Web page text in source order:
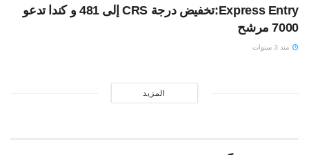
Express Entry:تخفيض درجة CRS إلى 481 و كندا تدعو
7000 مرشح
منذ 3 سنوات
المزيد